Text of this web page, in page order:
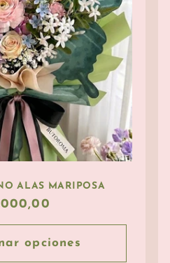
ALAS MARIPOSA
opciones